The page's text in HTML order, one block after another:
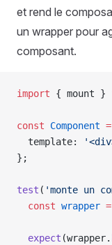
et rend le
un wrapper pour
composant.
import { mount }
const Component =
  template
:
};
test ( 'monte un
  const
wrapper =
  expect
(wrapper.